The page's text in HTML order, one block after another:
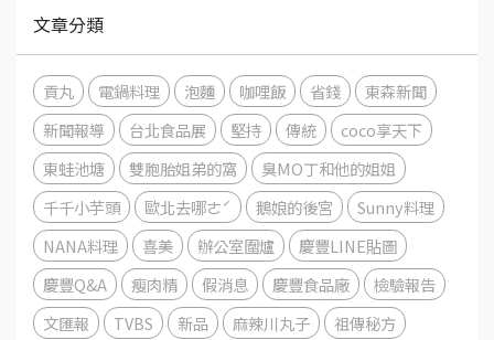
文章分類
貢丸 電鍋料理 泡麵 咖哩飯 省錢
東森新聞
新聞報導
台北食品展 堅持 傳統
coco享天下
東蛙池塘
雙胞胎姐弟的窩
臭MO丁和他的姐姐
千千小芋頭
歐北去哪ㄜˊ 鵝娘的後宮
Sunny料理
NANA料理
喜美 辦公室圍爐
慶豐LINE貼圖
慶豐Q&A
瘦肉精 假消息 慶豐食品廠
檢驗報告
文匯報
TVBS 新品 麻辣川丸子
祖傳秘方